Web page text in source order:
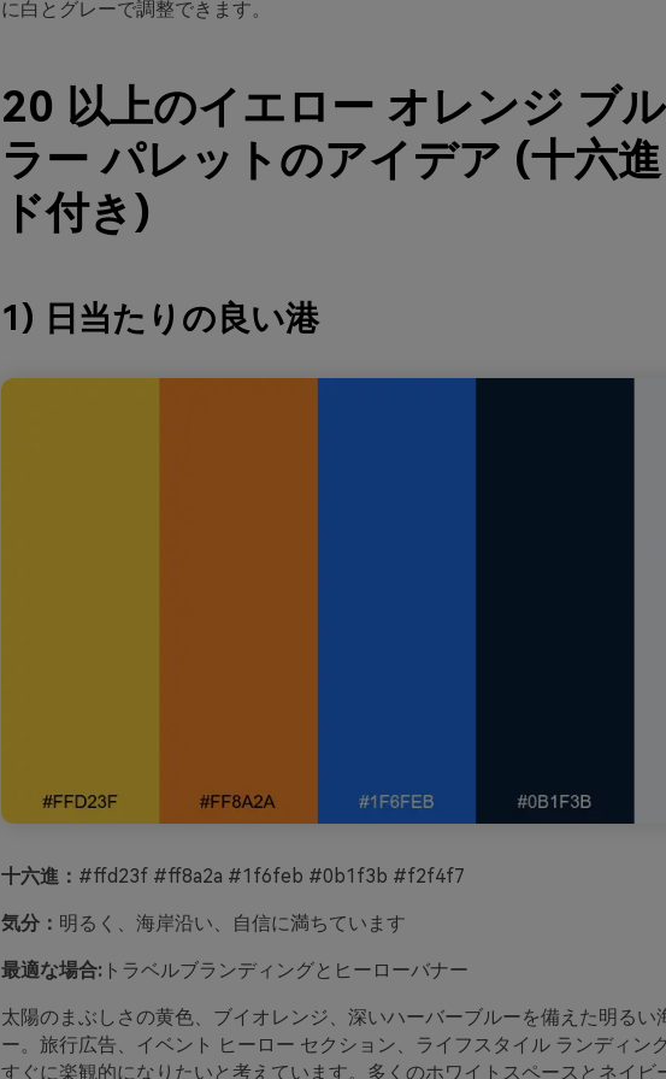
に白とグレーで調整できます。
20 以上のイエロー オレンジ ブ
ラー パレットのアイデア (十六
ド付き)
1) 日当たりの良い港
十六進： #ffd23f #ff8a2a #1f6feb #0b1f3b #f2f4f7
気分： 明るく、海岸沿い、自信に満ちています
最適な場合:トラベルブランディングとヒーローバナー
太陽のまぶしさの黄色、ブイオレンジ、深いハーバーブルーを備えた明るい
ー。旅行広告、イベント ヒーロー セクション、ライフスタイル ランディン
すぐに楽観的になりたいと考えています。多くのホワイトスペースとネイビ